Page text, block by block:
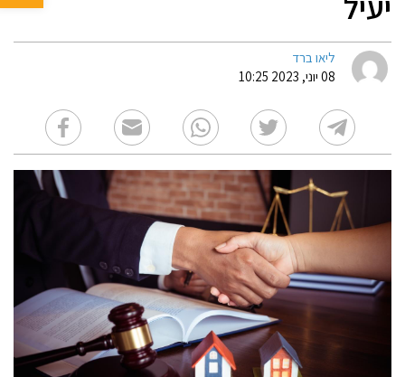
ליאו ברד
08 יוני, 2023 10:25